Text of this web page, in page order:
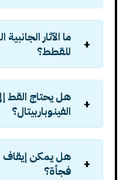
ما الآثار
للقطط؟
هل يحتاج القط
الفينوباربيتال؟
هل يمكن إيقاف
فجأة؟